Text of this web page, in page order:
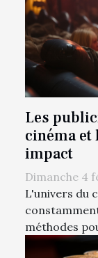
Les
cinéma
impact
Dimanche 4
L'univers du
méthodes